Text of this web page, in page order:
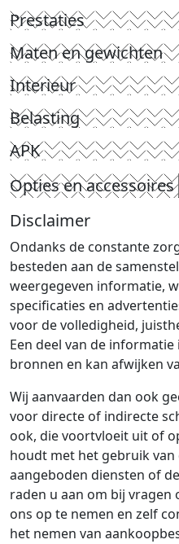
Prestaties
Maten en gewichten
Interieur
Belasting
APK
Opties en accessoires
Disclaimer
Ondanks de constante
besteden aan de
weergegeven informatie,
specificaties en
voor de volledigheid,
Een deel van de
bronnen en kan afwijken
Wij aanvaarden dan ook
voor directe of indirecte
ook, die voortvloeit uit of
houdt met het gebruik van
aangeboden diensten of
raden u aan om bij
ons op te nemen en zelf
het nemen van